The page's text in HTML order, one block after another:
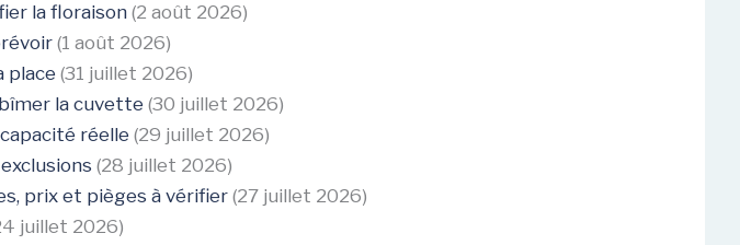
la floraison (2 août 2026)
(1 août 2026)
place (31 juillet 2026)
la cuvette (30 juillet 2026)
réelle (29 juillet 2026)
(28 juillet 2026)
prix et pièges à vérifier (27 juillet 2026)
juillet 2026)